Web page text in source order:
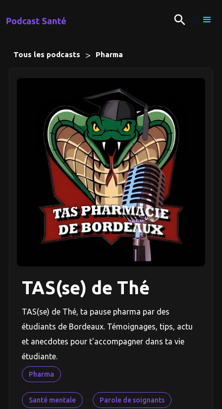
Tous les podcasts > Pharma
TAS(se) de Thé
TAS(se) de Thé, ta pause pharma par des
étudiants de Bordeaux. Témoignages, tips, actu
et anecdotes pour t'accompagner dans ta vie
étudiante.
Pharma
Santé mentale Parole de soignants